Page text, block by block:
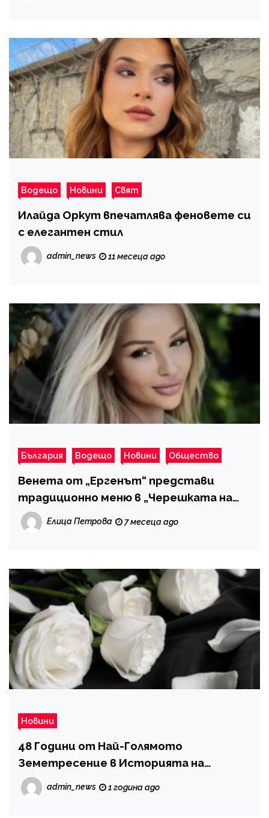
Водещо Новини Свят
Илайда Оркут впечатлява феновете си
с елегантен стил
admin_news 11 месеца ago
България Водещо Новини Общество
Венета от „Ергенът“ представи
традиционно меню в „Черешката на
тортата“
Елица Петрова 7 месеца ago
Новини
48 Години от Най-Голямото
Земетресение в Историята на
България
admin_news 1 година ago